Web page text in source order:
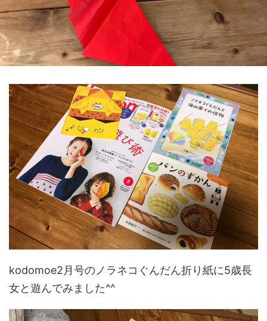
kodomoe2月号のノラネコぐんだん折り紙に5歳長
女と遊んでみました^^